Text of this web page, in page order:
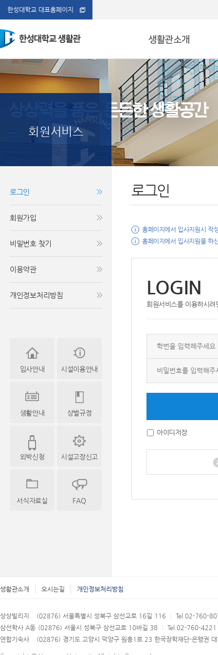
한성대학교 대표홈페이지
생활관소개
생활관소개
Hansung University
생활관 개요
생활관 연혁
연락처
오시는 길
시설안내
Hansung University
입사/퇴사안내
Hansung University
생활안내
Hansung University
알림마당
Hansung University
회원서비스
로그인
회원가입
비밀번호 찾기
이용약관
개인정보처리방침
입사안내 시설이용안내
생활안내 상벌규정
외박신청 시설고장신고
서식자료실 FAQ
로그인
홈페이지에서 입사지원시 작
홈페이지에서 입사지원을 하
LOGIN
회원서비스를 이용하시
아이디저장
생활관소개 오시는길 개인정보처리방침
상상빌리지 (02876) 서울특별시 성북구 삼선교로 16길 116
Tel.02-760-
삼선학사 A동 (02876) 서울시 성북구 삼선교로 10바길 38
Tel.02-760-4221
연합기숙사
(02876) 경기도 고양시 덕양구 원흥1로 23 한국장학재단-은행권